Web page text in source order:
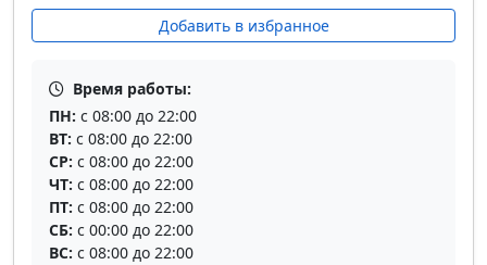
Добавить в избранное
Время работы:
ПН: с 08:00 до 22:00
ВТ: с 08:00 до 22:00
СР: с 08:00 до 22:00
ЧТ: с 08:00 до 22:00
ПТ: с 08:00 до 22:00
СБ: с 00:00 до 22:00
ВС: с 08:00 до 22:00